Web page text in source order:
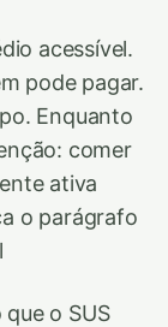
acessível.
pode pagar.
Enquanto
comer
ativa
o parágrafo
o SUS